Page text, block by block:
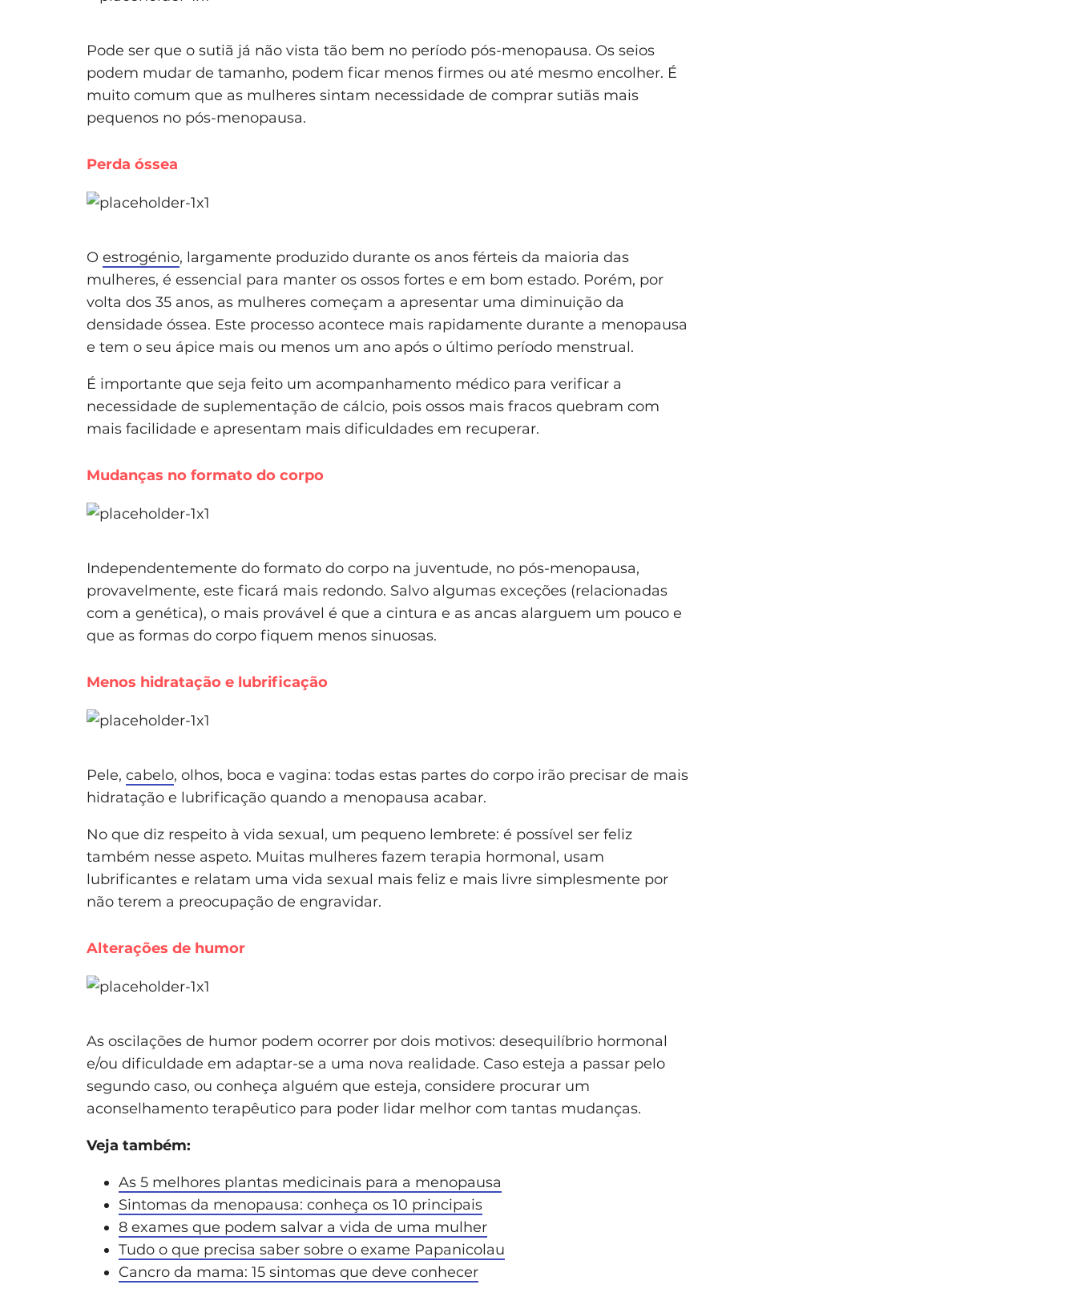
Pode ser que o sutiã já não vista tão bem no período pós-menopausa. Os seios
podem mudar de tamanho, podem ficar menos firmes ou até mesmo encolher. É
muito comum que as mulheres sintam necessidade de comprar sutiãs mais
pequenos no pós-menopausa.
Perda óssea
O estrogénio, largamente produzido durante os anos férteis da maioria das
mulheres, é essencial para manter os ossos fortes e em bom estado. Porém, por
volta dos 35 anos, as mulheres começam a apresentar uma diminuição da
densidade óssea. Este processo acontece mais rapidamente durante a menopausa
e tem o seu ápice mais ou menos um ano após o último período menstrual.
É importante que seja feito um acompanhamento médico para verificar a
necessidade de suplementação de cálcio, pois ossos mais fracos quebram com
mais facilidade e apresentam mais dificuldades em recuperar.
Mudanças no formato do corpo
Independentemente do formato do corpo na juventude, no pós-menopausa,
provavelmente, este ficará mais redondo. Salvo algumas exceções (relacionadas
com a genética), o mais provável é que a cintura e as ancas alarguem um pouco e
que as formas do corpo fiquem menos sinuosas.
Menos hidratação e lubrificação
Pele, cabelo, olhos, boca e vagina: todas estas partes do corpo irão precisar de mais
hidratação e lubrificação quando a menopausa acabar.
No que diz respeito à vida sexual, um pequeno lembrete: é possível ser feliz
também nesse aspeto. Muitas mulheres fazem terapia hormonal, usam
lubrificantes e relatam uma vida sexual mais feliz e mais livre simplesmente por
não terem a preocupação de engravidar.
Alterações de humor
As oscilações de humor podem ocorrer por dois motivos: desequilíbrio hormonal
e/ou dificuldade em adaptar-se a uma nova realidade. Caso esteja a passar pelo
segundo caso, ou conheça alguém que esteja, considere procurar um
aconselhamento terapêutico para poder lidar melhor com tantas mudanças.
Veja também:
As 5 melhores plantas medicinais para a menopausa
Sintomas da menopausa: conheça os 10 principais
8 exames que podem salvar a vida de uma mulher
Tudo o que precisa saber sobre o exame Papanicolau
Cancro da mama: 15 sintomas que deve conhecer